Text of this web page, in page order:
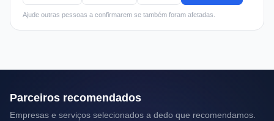
Ajude outras pessoas a confirmarem se também foram afetadas.
Parceiros recomendados
Empresas e serviços selecionados a dedo que recomendamos.